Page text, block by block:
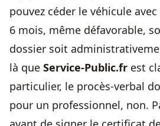
pouvez céder le véhicule
6 mois, même défavorable,
dossier soit
là que Service-Public.fr est
particulier, le procès-verbal
pour un professionnel, non.